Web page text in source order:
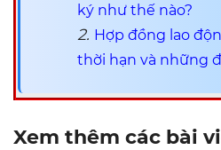
ký như thế nào?
2. Hợp đồng lao
thời hạn và những
Xem thêm các bài